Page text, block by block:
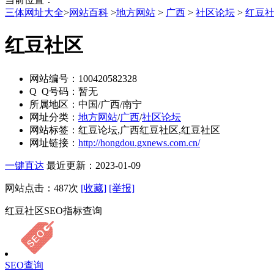
三体网址大全>网站百科 >地方网站 > 广西 > 社区论坛 > 红豆
红豆社区
网站编号： 100420582328
Q Q号码： 暂无
所属地区： 中国/广西/南宁
网址分类： 地方网站/广西/社区论坛
网站标签： 红豆论坛,广西红豆社区,红豆社区
网址链接： http://hongdou.gxnews.com.cn/
一键直达 最近更新：2023-01-09
网站点击： 487次 [收藏] [举报]
红豆社区SEO指标查询
SEO查询